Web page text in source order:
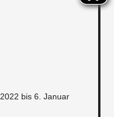
bis 6. Januar